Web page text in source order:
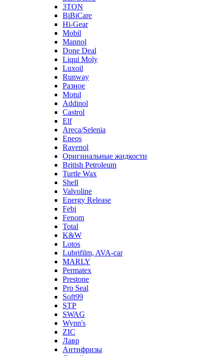
3TON
BiBiCare
Hi-Gear
Mobil
Mannol
Done Deal
Liqui Moly
Luxoil
Runway
Разное
Motul
Addinol
Castrol
Elf
Areca/Selenia
Eneos
Ravenol
Оригинальные жидкости
British Petroleum
Turtle Wax
Shell
Valvoline
Energy Release
Febi
Fenom
Total
K&W
Lotos
Lubrifilm, AVA-car
MARLY
Permatex
Prestone
Pro Seal
Soft99
STP
SWAG
Wynn's
ZIC
Лавр
Антифризы